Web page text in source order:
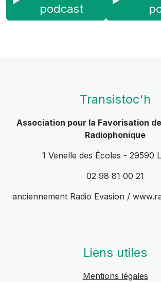
podcast
Transistoc'h
Association pour la Favorisation
Radiophonique
1 Venelle des Écoles - 29590
02 98 81 00 21
anciennement Radio Evasion /
Liens utiles
Mentions légales